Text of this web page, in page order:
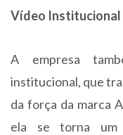
Vídeo Institucional
A empresa
institucional, que
da força da marca
ela se torna um